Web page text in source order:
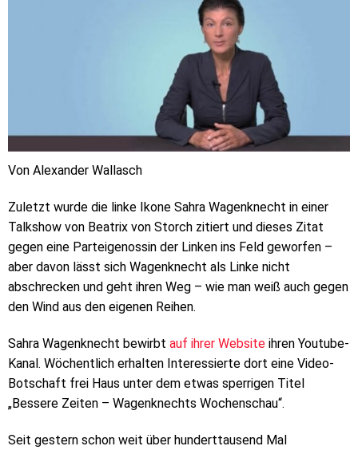
Von Alexander Wallasch
Zuletzt wurde die linke Ikone Sahra Wagenknecht in einer
Talkshow von Beatrix von Storch zitiert und dieses Zitat
gegen eine Parteigenossin der Linken ins Feld geworfen –
aber davon lässt sich Wagenknecht als Linke nicht
abschrecken und geht ihren Weg – wie man weiß auch gegen
den Wind aus den eigenen Reihen.
Sahra Wagenknecht bewirbt auf ihrer Website ihren Youtube-
Kanal. Wöchentlich erhalten Interessierte dort eine Video-
Botschaft frei Haus unter dem etwas sperrigen Titel
„Bessere Zeiten – Wagenknechts Wochenschau“.
Seit gestern schon weit über hunderttausend Mal